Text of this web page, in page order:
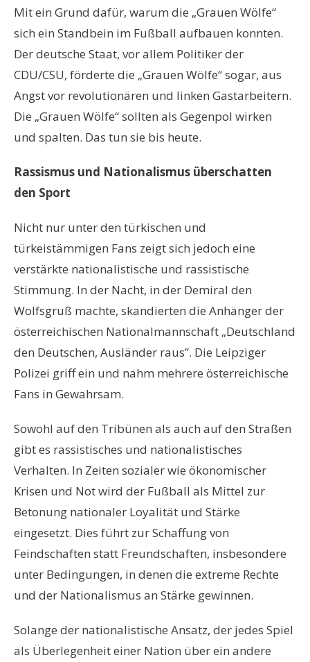
Mit ein Grund dafür, warum die „Grauen Wölfe“
sich ein Standbein im Fußball aufbauen konnten.
Der deutsche Staat, vor allem Politiker der
CDU/CSU, förderte die „Grauen Wölfe“ sogar, aus
Angst vor revolutionären und linken Gastarbeitern.
Die „Grauen Wölfe“ sollten als Gegenpol wirken
und spalten. Das tun sie bis heute.
Rassismus und Nationalismus überschatten
den Sport
Nicht nur unter den türkischen und
türkeistämmigen Fans zeigt sich jedoch eine
verstärkte nationalistische und rassistische
Stimmung. In der Nacht, in der Demiral den
Wolfsgruß machte, skandierten die Anhänger der
österreichischen Nationalmannschaft „Deutschland
den Deutschen, Ausländer raus”. Die Leipziger
Polizei griff ein und nahm mehrere österreichische
Fans in Gewahrsam.
Sowohl auf den Tribünen als auch auf den Straßen
gibt es rassistisches und nationalistisches
Verhalten. In Zeiten sozialer wie ökonomischer
Krisen und Not wird der Fußball als Mittel zur
Betonung nationaler Loyalität und Stärke
eingesetzt. Dies führt zur Schaffung von
Feindschaften statt Freundschaften, insbesondere
unter Bedingungen, in denen die extreme Rechte
und der Nationalismus an Stärke gewinnen.
Solange der nationalistische Ansatz, der jedes Spiel
als Überlegenheit einer Nation über ein andere